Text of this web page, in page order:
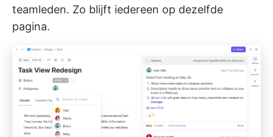
teamleden. Zo blijft iedereen op dezelfde
pagina.